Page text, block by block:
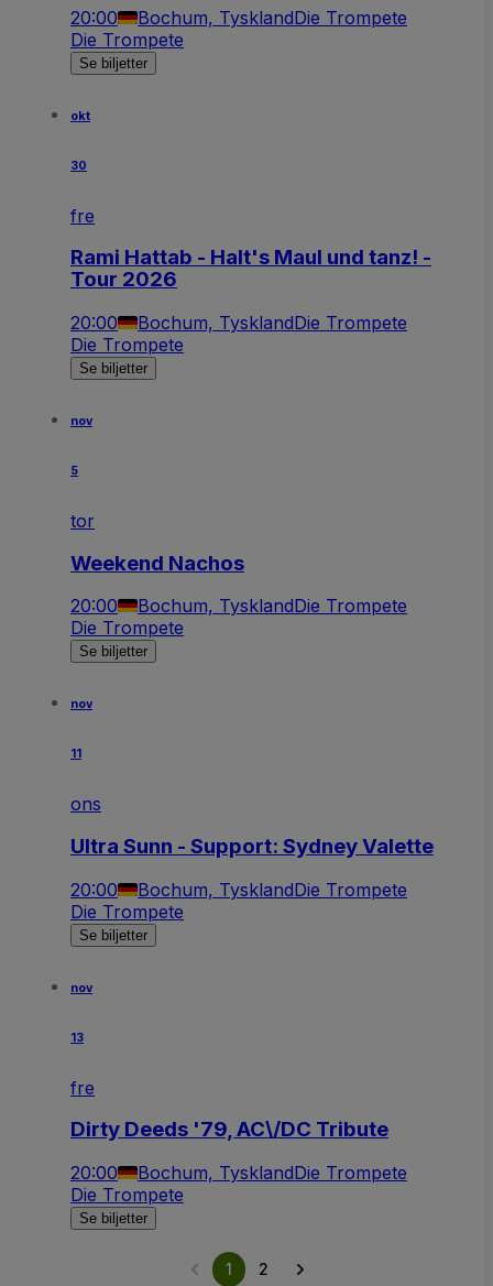
20:00 Bochum, TysklandDie Trompete
Die Trompete
Se biljetter
okt
30
fre
Rami Hattab - Halt's Maul und tanz! -
Tour 2026
20:00 Bochum, TysklandDie Trompete
Die Trompete
Se biljetter
nov
5
tor
Weekend Nachos
20:00 Bochum, TysklandDie Trompete
Die Trompete
Se biljetter
nov
11
ons
Ultra Sunn - Support: Sydney Valette
20:00 Bochum, TysklandDie Trompete
Die Trompete
Se biljetter
nov
13
fre
Dirty Deeds '79, AC\/DC Tribute
20:00 Bochum, TysklandDie Trompete
Die Trompete
Se biljetter
1 2